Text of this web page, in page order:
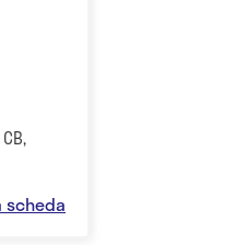
scheda